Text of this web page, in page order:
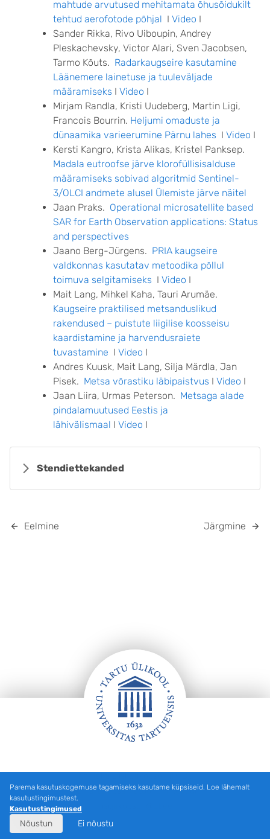
mahtude arvutused mehitamata õhusõidukilt
tehtud aerofotode põhjal I Video I
Sander Rikka, Rivo Uiboupin, Andrey
Pleskachevsky, Victor Alari, Sven Jacobsen,
Tarmo Kõuts. Radarkaugseire kasutamine
Läänemere lainetuse ja tuuleväljade
määramiseks I Video I
Mirjam Randla, Kristi Uudeberg, Martin Ligi,
Francois Bourrin. Heljumi omaduste ja
dünaamika varieerumine Pärnu lahes I Video I
Kersti Kangro, Krista Alikas, Kristel Panksep.
Madala eutroofse järve klorofüllisisalduse
määramiseks sobivad algoritmid Sentinel-
3/OLCI andmete alusel Ülemiste järve näitel
Jaan Praks. Operational microsatellite based
SAR for Earth Observation applications: Status
and perspectives
Jaano Berg-Jürgens. PRIA kaugseire
valdkonnas kasutatav metoodika põllul
toimuva selgitamiseks I Video I
Mait Lang, Mihkel Kaha, Tauri Arumäe.
Kaugseire praktilised metsanduslikud
rakendused – puistute liigilise koosseisu
kaardistamine ja harvendusraiete
tuvastamine I Video I
Andres Kuusk, Mait Lang, Silja Märdla, Jan
Pisek. Metsa võrastiku läbipaistvus I Video I
Jaan Liira, Urmas Peterson. Metsaga alade
pindalamuutused Eestis ja
lähivälismaal I Video I
Stendiettekanded
Eelmine Järgmine
TÜ Tartu observatoorium, teadur,
Parema kasutuskogemuse tagamiseks kasutame küpsiseid. Loe lähemalt
kasutustingimustest.
Kasutustingimused
Nõustun Ei nõustu